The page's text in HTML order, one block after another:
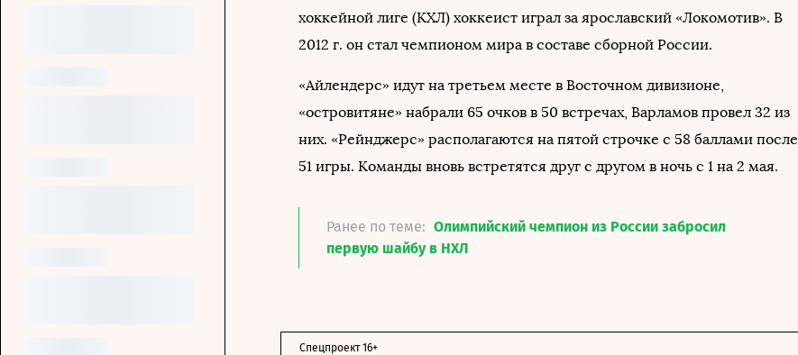
хоккейной лиге (КХЛ) хоккеист играл за ярославский «Локомотив». В
2012 г. он стал чемпионом мира в составе сборной России.
«Айлендерс» идут на третьем месте в Восточном дивизионе,
«островитяне» набрали 65 очков в 50 встречах, Варламов провел 32 из
них. «Рейнджерс» располагаются на пятой строчке с 58 баллами после
51 игры. Команды вновь встретятся друг с другом в ночь с 1 на 2 мая.
Ранее по теме: Олимпийский чемпион из России забросил
первую шайбу в НХЛ
Спецпроект 16+